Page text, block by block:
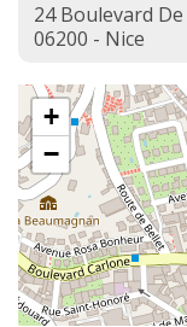
24 Boulevard
06200 - Nice
+
−